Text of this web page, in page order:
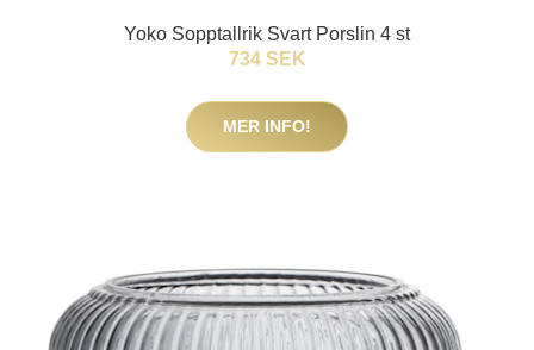
Yoko Sopptallrik Svart Porslin 4 st
734 SEK
MER INFO!